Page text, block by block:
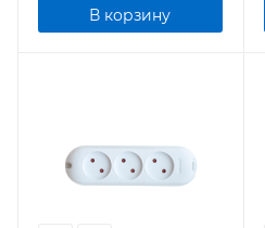
В корзину